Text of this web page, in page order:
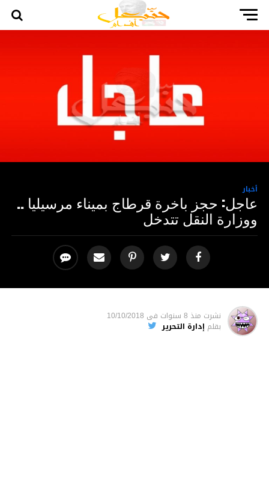
أخبار
عاجل: حجز باخرة قرطاج بميناء مرسيليا ..
ووزارة النقل تتدخل
نشرت منذ 8 سنوات فى 10/10/2018
بقلم إدارة التحرير